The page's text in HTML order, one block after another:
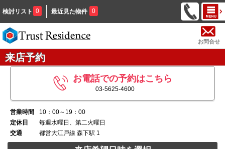
検討リスト 0 最近見た物件 0
お問合せ
来店予約
お電話での予約はこちら
03-5625-4600
営業時間
10：00～19：00
定休日
毎週水曜日、第二火曜日
交通
都営大江戸線 森下駅 1